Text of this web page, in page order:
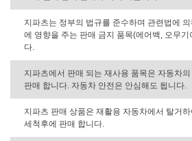
지파츠는 정부의 법규를 준수하며 관련법에
에 영향을 주는 판매 금지 품목(에어백, 오무기
다.
지파츠에서 판매 되는 재사용 품목은 자동차
판매 합니다. 자동차 안전은 안심해도 됩니다.
지파츠 판매 상품은 재활용 자동차에서 탈거
세척후에 판매 합니다.